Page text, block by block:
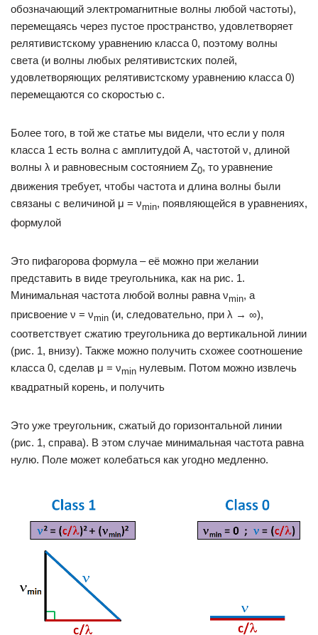
обозначающий электромагнитные волны любой частоты),
перемещаясь через пустое пространство, удовлетворяет
релятивистскому уравнению класса 0, поэтому волны
света (и волны любых релятивистских полей,
удовлетворяющих релятивистскому уравнению класса 0)
перемещаются со скоростью c.
Более того, в той же статье мы видели, что если у поля
класса 1 есть волна с амплитудой А, частотой ν, длиной
волны λ и равновесным состоянием Z0, то уравнение
движения требует, чтобы частота и длина волны были
связаны с величиной μ = νmin, появляющейся в уравнениях,
формулой
Это пифагорова формула – её можно при желании
представить в виде треугольника, как на рис. 1.
Минимальная частота любой волны равна νmin, а
присвоение ν = νmin (и, следовательно, при λ → ∞),
соответствует сжатию треугольника до вертикальной линии
(рис. 1, внизу). Также можно получить схожее соотношение
класса 0, сделав μ = νmin нулевым. Потом можно извлечь
квадратный корень, и получить
Это уже треугольник, сжатый до горизонтальной линии
(рис. 1, справа). В этом случае минимальная частота равна
нулю. Поле может колебаться как угодно медленно.